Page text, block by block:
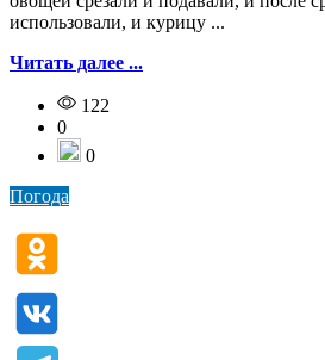
использовали, и курицу ...
Читать далее ...
122
0
0
Погода